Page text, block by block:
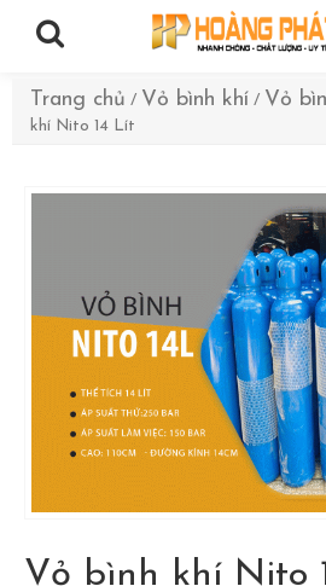
Trang chủ / Vỏ bình khí / Vỏ
khí Nito 14 Lít
Vỏ bình khí Nito